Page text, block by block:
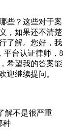
些？这些对于案
，如果还不清楚
了解。您好，我
平台认证律师，8
希望我的答案能
迎继续提问。
解不是很严重
种